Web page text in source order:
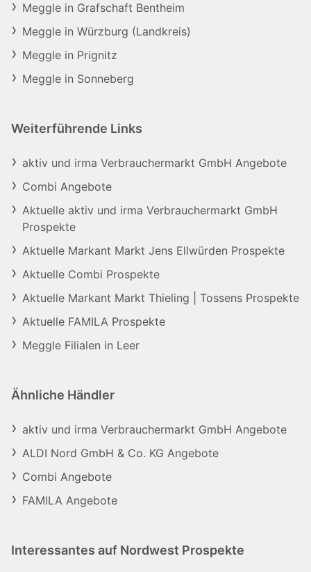
Meggle in Grafschaft Bentheim
Meggle in Würzburg (Landkreis)
Meggle in Prignitz
Meggle in Sonneberg
Weiterführende Links
aktiv und irma Verbrauchermarkt GmbH Angebote
Combi Angebote
Aktuelle aktiv und irma Verbrauchermarkt GmbH
Prospekte
Aktuelle Markant Markt Jens Ellwürden Prospekte
Aktuelle Combi Prospekte
Aktuelle Markant Markt Thieling | Tossens Prospekte
Aktuelle FAMILA Prospekte
Meggle Filialen in Leer
Ähnliche Händler
aktiv und irma Verbrauchermarkt GmbH Angebote
ALDI Nord GmbH & Co. KG Angebote
Combi Angebote
FAMILA Angebote
Interessantes auf Nordwest Prospekte